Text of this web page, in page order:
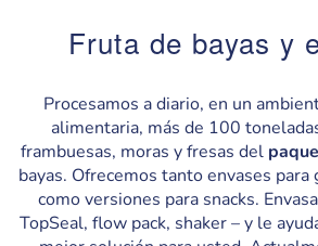
Fruta de bayas y
Procesamos a diario, en un
alimentaria, más de 100
frambuesas, moras y fresas del
bayas. Ofrecemos tanto envases
como versiones para snacks.
TopSeal, flow pack, shaker – y le